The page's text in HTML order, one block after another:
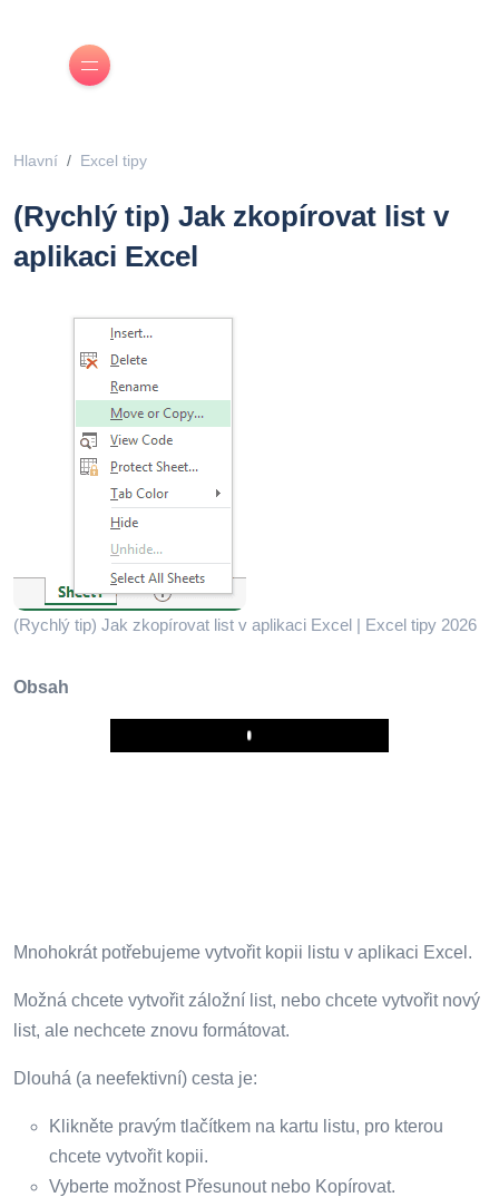
Hlavní Excel tipy
(Rychlý tip) Jak zkopírovat list v
aplikaci Excel
(Rychlý tip) Jak zkopírovat list v aplikaci Excel | Excel tipy 2026
Obsah
Play
Mnohokrát potřebujeme vytvořit kopii listu v aplikaci Excel.
Možná chcete vytvořit záložní list, nebo chcete vytvořit nový
list, ale nechcete znovu formátovat.
Dlouhá (a neefektivní) cesta je:
Klikněte pravým tlačítkem na kartu listu, pro kterou
chcete vytvořit kopii.
Vyberte možnost Přesunout nebo Kopírovat.